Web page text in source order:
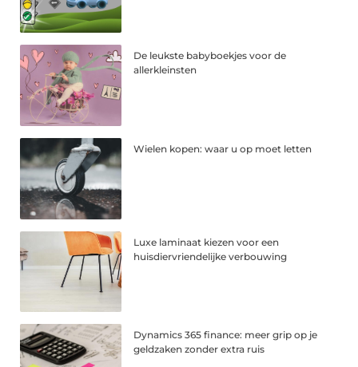
De leukste babyboekjes voor de
allerkleinsten
Wielen kopen: waar u op moet letten
Luxe laminaat kiezen voor een
huisdiervriendelijke verbouwing
Dynamics 365 finance: meer grip op je
geldzaken zonder extra ruis